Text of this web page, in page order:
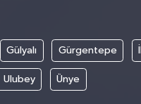
Gülyalı Gürgentepe
Ulubey Ünye